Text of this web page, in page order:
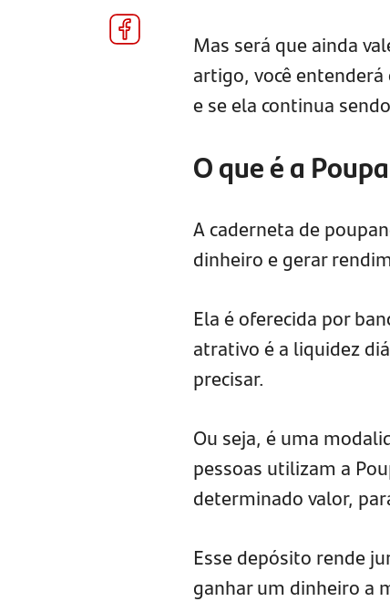
Mas será que ainda
artigo, você
e se ela continua
O que é a
A caderneta de
dinheiro e gerar
Ela é oferecida por
atrativo é a liquidez
precisar.
Ou seja, é uma
pessoas utilizam a
determinado valor,
Esse depósito rende
ganhar um dinheiro a